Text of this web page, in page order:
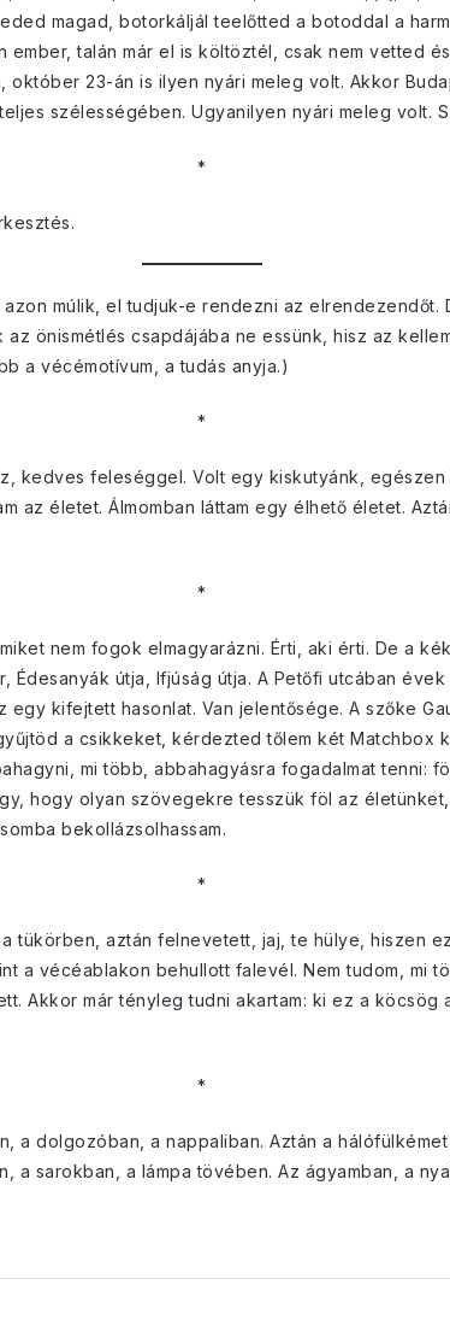
magad, botorkáljál teelőtted a botoddal a
ember, talán már el is költöztél, csak nem vetted
október 23-án is ilyen nyári meleg volt. Akkor
szélességében. Ugyanilyen nyári meleg volt.
*
múlik, el tudjuk-e rendezni az elrendezendőt.
önismétlés csapdájába ne essünk, hisz az
a vécémotívum, a tudás anyja.)
*
kedves feleséggel. Volt egy kiskutyánk,
az életet. Álmomban láttam egy élhető életet.
*
nem fogok elmagyarázni. Érti, aki érti. De a
Édesanyák útja, Ifjúság útja. A Petőfi utcában
egy kifejtett hasonlat. Van jelentősége. A szőke
a csikkeket, kérdezted tőlem két Matchbox
mi több, abbahagyásra fogadalmat tenni:
hogy olyan szövegekre tesszük föl az
bekollázsolhassam.
*
tükörben, aztán felnevetett, jaj, te hülye, hiszen
a vécéablakon behullott falevél. Nem tudom, mi
Akkor már tényleg tudni akartam: ki ez a köcsög
*
a dolgozóban, a nappaliban. Aztán a
a sarokban, a lámpa tövében. Az ágyamban, a